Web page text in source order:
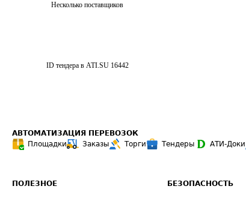
Несколько поставщиков
ID тендера в ATI.SU 16442
АВТОМАТИЗАЦИЯ ПЕРЕВОЗОК
Площадки
Заказы Торги Тендеры АТИ-Доки
ПОЛЕЗНОЕ БЕЗОПАСНОСТЬ